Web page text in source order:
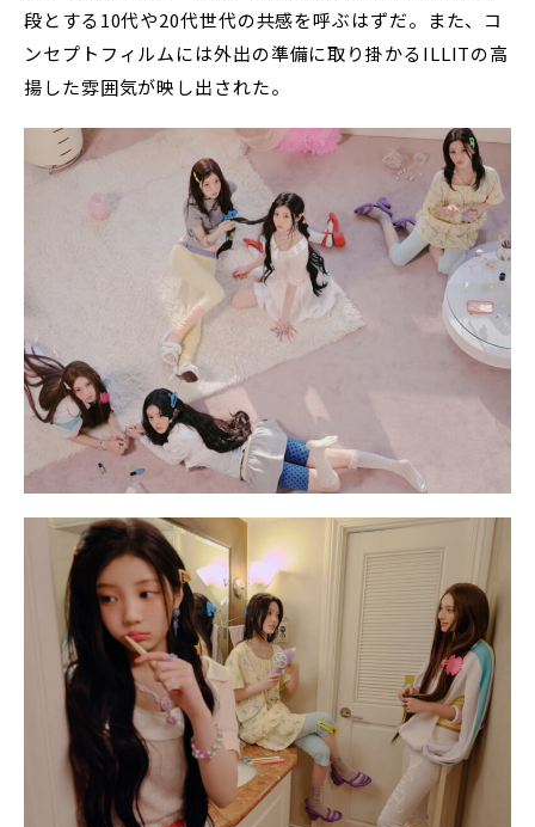
段とする10代や20代世代の共感を呼ぶはずだ。また、コ
ンセプトフィルムには外出の準備に取り掛かるILLITの高
揚した雰囲気が映し出された。